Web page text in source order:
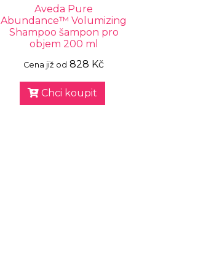
Aveda Pure
Abundance™ Volumizing
Shampoo šampon pro
objem 200 ml
Cena již od 828 Kč
Chci koupit